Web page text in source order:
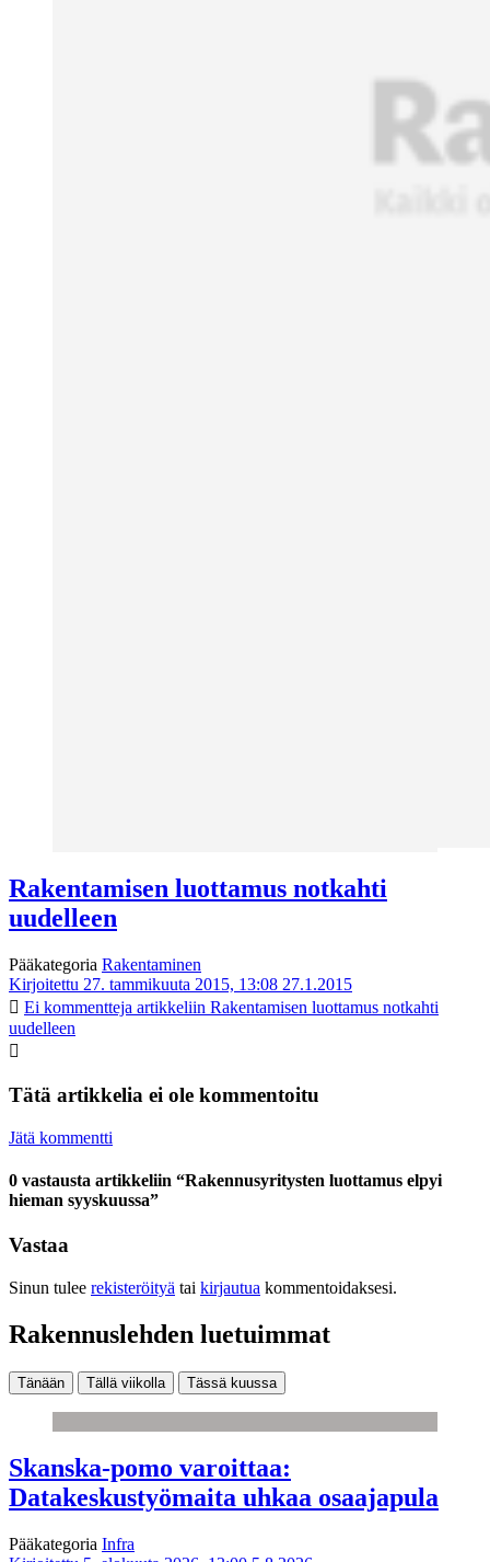
Rakentamisen luottamus notkahti
uudelleen
Pääkategoria Rakentaminen
Kirjoitettu 27. tammikuuta 2015, 13:08 27.1.2015
Ei kommentteja artikkeliin Rakentamisen luottamus notkahti
uudelleen
Tätä artikkelia ei ole kommentoitu
Jätä kommentti
0 vastausta artikkeliin “Rakennusyritysten luottamus elpyi
hieman syyskuussa”
Vastaa
Sinun tulee rekisteröityä tai kirjautua kommentoidaksesi.
Rakennuslehden luetuimmat
Tänään Tällä viikolla Tässä kuussa
Skanska-pomo varoittaa:
Datakeskustyömaita uhkaa osaajapula
Pääkategoria Infra